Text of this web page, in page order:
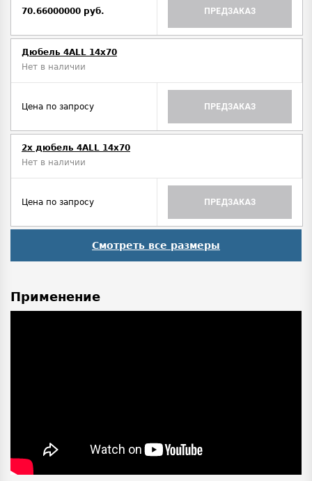
70.66000000 руб. ПРЕДЗАКАЗ
Дюбель 4ALL 14x70
Нет в наличии
Цена по запросу ПРЕДЗАКАЗ
2x дюбель 4ALL 14x70
Нет в наличии
Цена по запросу ПРЕДЗАКАЗ
Смотреть все размеры
Применение